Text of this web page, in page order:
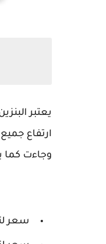
يعتبر
وجاءت كما
سعر لتر البنزين 91 في